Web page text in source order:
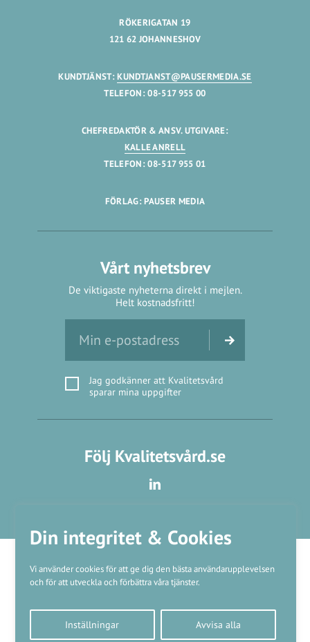
Din integritet & Cookies
Vi använder cookies för att ge dig den bästa användarupplevelsen
och för att utveckla och förbättra våra tjänster.
Inställningar Avvisa alla
RÖKERIGATAN 19
121 62 JOHANNESHOV
KUNDTJÄNST:KUNDTJANST@PAUSERMEDIA.SE
TELEFON: 08-517 955 00
CHEFREDAKTÖR & ANSV. UTGIVARE:
KALLE ANRELL
TELEFON: 08-517 955 01
FÖRLAG: PAUSER MEDIA
Vårt nyhetsbrev
De viktigaste nyheterna direkt i mejlen.
Helt kostnadsfritt!
Jag godkänner att Kvalitetsvård
sparar mina uppgifter
Följ Kvalitetsvård.se
Kundtjänst